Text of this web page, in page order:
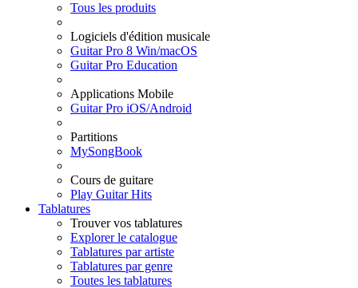
Tous les produits
Logiciels d'édition musicale
Guitar Pro 8 Win/macOS
Guitar Pro Education
Applications Mobile
Guitar Pro iOS/Android
Partitions
MySongBook
Cours de guitare
Play Guitar Hits
Tablatures
Trouver vos tablatures
Explorer le catalogue
Tablatures par artiste
Tablatures par genre
Toutes les tablatures